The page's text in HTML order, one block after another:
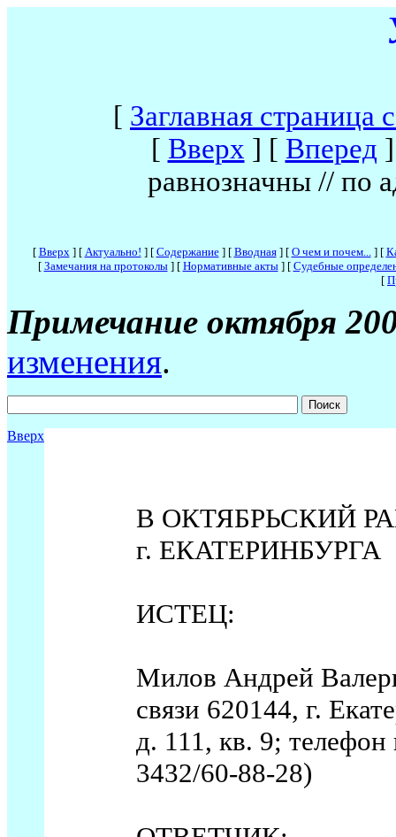
[ Заглавная
[ Вверх ] [ Вперед ]
равнозначны // по
[ Вверх] [ Актуально! ] [ Содержание] [ Вводная] [ О чем и почем...] [
[ Замечания на протоколы] [ Нормативные акты] [ Судебные
[
Примечание октября
изменения.
Вверх
В ОКТЯБРЬСКИЙ
г. ЕКАТЕРИНБУРГА
ИСТЕЦ:
Милов Андрей
связи 620144, г.
д. 111, кв. 9; телефон
3432/60-88-28)